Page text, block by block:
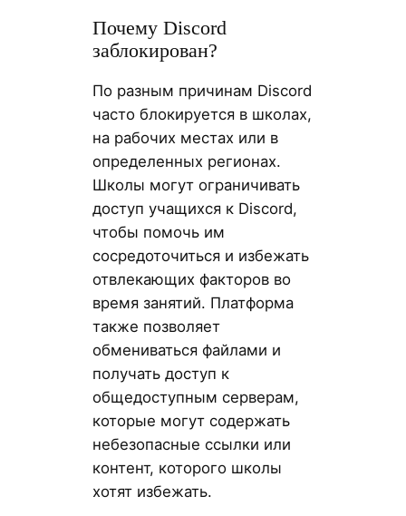
Почему Discord
заблокирован?
По разным причинам Discord
часто блокируется в школах,
на рабочих местах или в
определенных регионах.
Школы могут ограничивать
доступ учащихся к Discord,
чтобы помочь им
сосредоточиться и избежать
отвлекающих факторов во
время занятий. Платформа
также позволяет
обмениваться файлами и
получать доступ к
общедоступным серверам,
которые могут содержать
небезопасные ссылки или
контент, которого школы
хотят избежать.